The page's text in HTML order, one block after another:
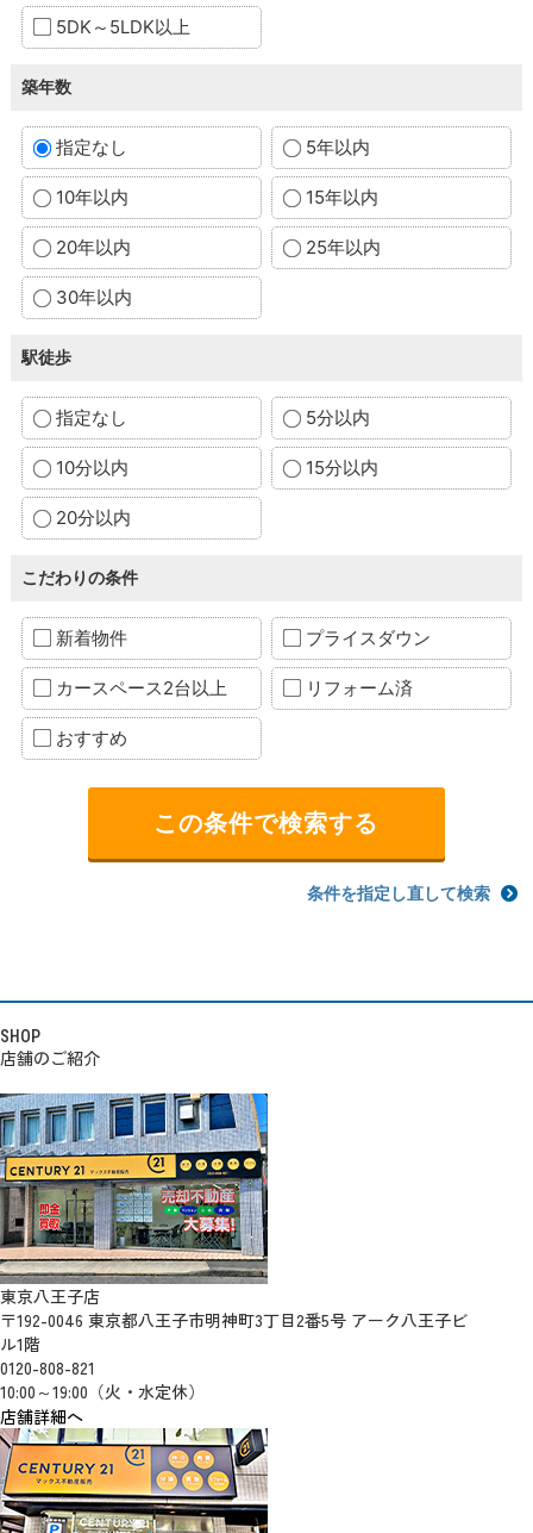
5DK～5LDK以上
築年数
指定なし 5年以内
10年以内 15年以内
20年以内 25年以内
30年以内
駅徒歩
指定なし 5分以内
10分以内 15分以内
20分以内
こだわりの条件
新着物件 プライスダウン
カースペース2台以上 リフォーム済
おすすめ
条件を指定し直して検索
SHOP
店舗のご紹介
東京八王子店
〒192-0046 東京都八王子市明神町3丁目2番5号 アーク八王子ビ
ル1階
0120-808-821
10:00～19:00（火・水定休）
店舗詳細へ